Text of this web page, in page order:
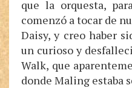
que la orquesta,
comenzó a tocar de
Daisy, y creo haber
un curioso y
Walk, que
donde Maling estaba